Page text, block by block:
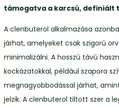
támogatva a karcsú, definiált
A clenbuterol alkalmazása
járhat, amelyeket csak szigorú
minimalizálni. A hosszú távú
kockázatokkal, például szapora
megnagyobbodással járhat,
jelzik. A clenbuterol tiltott szer a